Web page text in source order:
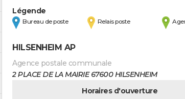
Légende
Bureau de poste Relais poste
HILSENHEIM AP
Agence postale communale
2 PLACE DE LA MAIRIE 67600 HILSENHEIM
Horaires d'ouverture